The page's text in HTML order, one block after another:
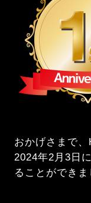
おかげさまで
2024年2月3日
ることができま